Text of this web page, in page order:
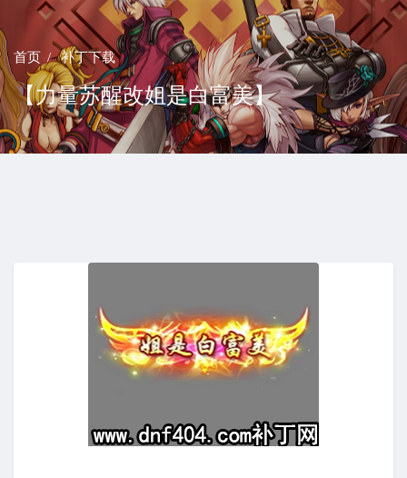
首页 补丁下载
【力量苏醒改姐是白富美】